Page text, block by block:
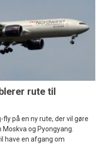
rute til
på en ny rute, der vil gøre
og Pyongyang.
have en afgang om